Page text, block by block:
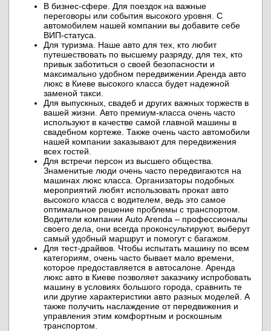
В бизнес-сфере. Для поездок на важные
переговоры или события высокого уровня. С
автомобилем нашей компании вы добавите себе
ВИП-статуса.
Для туризма. Наше авто для тех, кто любит
путешествовать по высшему разряду, для тех, кто
привык заботиться о своей безопасности и
максимально удобном передвижении. Аренда авто
люкс в Киеве высокого класса будет надежной
заменой такси.
Для выпускных, свадеб и других важных торжеств в
вашей жизни. Авто премиум-класса очень часто
используют в качестве самой главной машины в
свадебном кортеже. Также очень часто автомобили
нашей компании заказывают для передвижения
всех гостей.
Для встречи персон из высшего общества.
Знаменитые люди очень часто передвигаются на
машинах люкс класса. Организаторы подобных
мероприятий любят использовать прокат авто
высокого класса с водителем, ведь это самое
оптимальное решение проблемы с транспортом.
Водители компании Auto Arenda – профессионалы
своего дела, они всегда проконсультируют, выберут
самый удобный маршрут и помогут с багажом.
Для тест-драйвов. Чтобы испытать машину по всем
категориям, очень часто бывает мало времени,
которое предоставляется в автосалоне. Аренда
люкс авто в Киеве позволяет заказчику испробовать
машину в условиях большого города, сравнить те
или другие характеристики авто разных моделей. А
также получить наслаждение от передвижения и
управления этим комфортным и роскошным
транспортом.